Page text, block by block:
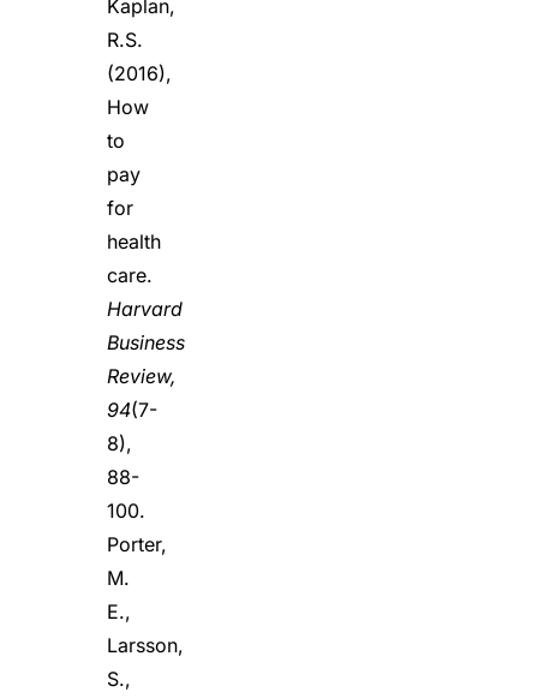
Kaplan,
R.S.
(2016),
How
to
pay
for
health
care.
Harvard
Business
Review,
94(7-
8),
88-
100.
Porter,
M.
E.,
Larsson,
S.,